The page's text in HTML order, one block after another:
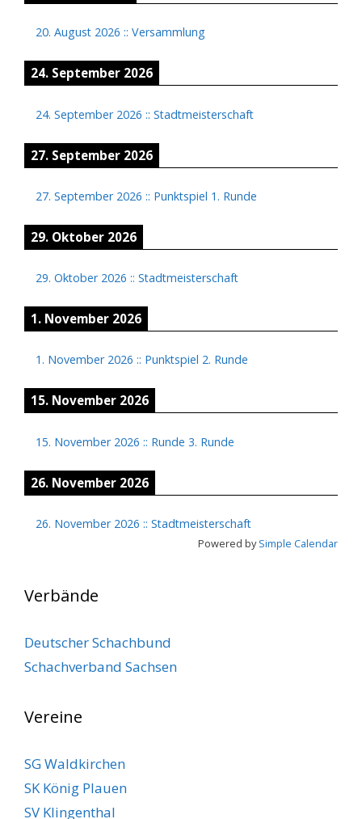
20. August 2026 :: Versammlung
24. September 2026
24. September 2026 :: Stadtmeisterschaft
27. September 2026
27. September 2026 :: Punktspiel 1. Runde
29. Oktober 2026
29. Oktober 2026 :: Stadtmeisterschaft
1. November 2026
1. November 2026 :: Punktspiel 2. Runde
15. November 2026
15. November 2026 :: Runde 3. Runde
26. November 2026
26. November 2026 :: Stadtmeisterschaft
Powered bySimple Calendar
Verbände
Deutscher Schachbund
Schachverband Sachsen
Vereine
SG Waldkirchen
SK König Plauen
SV Klingenthal